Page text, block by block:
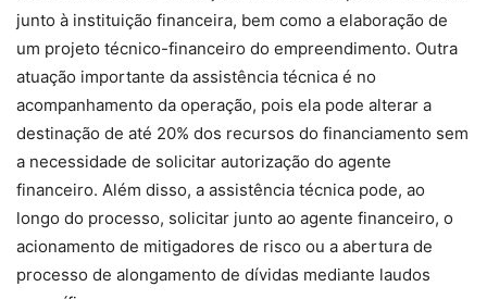
junto à instituição financeira, bem como a elaboração de
um projeto técnico-financeiro do empreendimento. Outra
atuação importante da assistência técnica é no
acompanhamento da operação, pois ela pode alterar a
destinação de até 20% dos recursos do financiamento sem
a necessidade de solicitar autorização do agente
financeiro. Além disso, a assistência técnica pode, ao
longo do processo, solicitar junto ao agente financeiro, o
acionamento de mitigadores de risco ou a abertura de
processo de alongamento de dívidas mediante laudos